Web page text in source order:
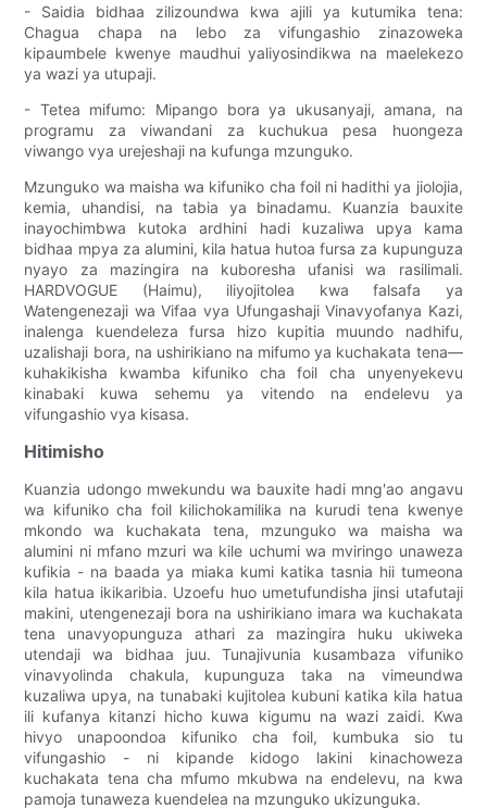
- Saidia bidhaa zilizoundwa kwa ajili ya kutumika tena:
Chagua chapa na lebo za vifungashio zinazoweka
kipaumbele kwenye maudhui yaliyosindikwa na maelekezo
ya wazi ya utupaji.
- Tetea mifumo: Mipango bora ya ukusanyaji, amana, na
programu za viwandani za kuchukua pesa huongeza
viwango vya urejeshaji na kufunga mzunguko.
Mzunguko wa maisha wa kifuniko cha foil ni hadithi ya jiolojia,
kemia, uhandisi, na tabia ya binadamu. Kuanzia bauxite
inayochimbwa kutoka ardhini hadi kuzaliwa upya kama
bidhaa mpya za alumini, kila hatua hutoa fursa za kupunguza
nyayo za mazingira na kuboresha ufanisi wa rasilimali.
HARDVOGUE (Haimu), iliyojitolea kwa falsafa ya
Watengenezaji wa Vifaa vya Ufungashaji Vinavyofanya Kazi,
inalenga kuendeleza fursa hizo kupitia muundo nadhifu,
uzalishaji bora, na ushirikiano na mifumo ya kuchakata tena—
kuhakikisha kwamba kifuniko cha foil cha unyenyekevu
kinabaki kuwa sehemu ya vitendo na endelevu ya
vifungashio vya kisasa.
Hitimisho
Kuanzia udongo mwekundu wa bauxite hadi mng'ao angavu
wa kifuniko cha foil kilichokamilika na kurudi tena kwenye
mkondo wa kuchakata tena, mzunguko wa maisha wa
alumini ni mfano mzuri wa kile uchumi wa mviringo unaweza
kufikia - na baada ya miaka kumi katika tasnia hii tumeona
kila hatua ikikaribia. Uzoefu huo umetufundisha jinsi utafutaji
makini, utengenezaji bora na ushirikiano imara wa kuchakata
tena unavyopunguza athari za mazingira huku ukiweka
utendaji wa bidhaa juu. Tunajivunia kusambaza vifuniko
vinavyolinda chakula, kupunguza taka na vimeundwa
kuzaliwa upya, na tunabaki kujitolea kubuni katika kila hatua
ili kufanya kitanzi hicho kuwa kigumu na wazi zaidi. Kwa
hivyo unapoondoa kifuniko cha foil, kumbuka sio tu
vifungashio - ni kipande kidogo lakini kinachoweza
kuchakata tena cha mfumo mkubwa na endelevu, na kwa
pamoja tunaweza kuendelea na mzunguko ukizunguka.